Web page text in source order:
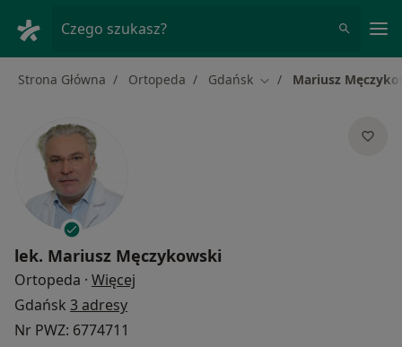
Czego szukasz?
Strona Główna Ortopeda Gdańsk Zmień miasto
Mariusz
lek. Mariusz Męczykowski
Ortopeda · Więcej
Gdańsk 3 adresy
Nr PWZ: 6774711